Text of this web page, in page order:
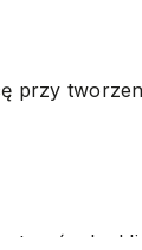
starań, aby
przy